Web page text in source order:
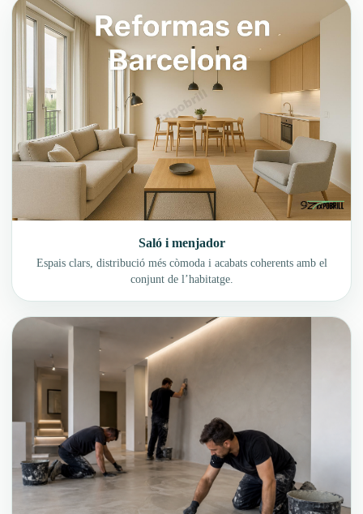
Saló i menjador
Espais clars, distribució més còmoda i acabats coherents amb el
conjunt de l’habitatge.